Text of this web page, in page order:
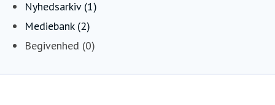
Nyhedsarkiv (1)
Mediebank (2)
Begivenhed (0)